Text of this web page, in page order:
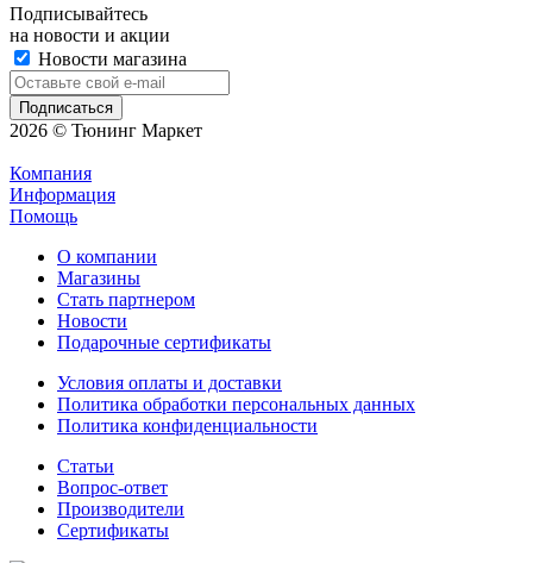
Подписывайтесь
на новости и акции
Новости магазина
2026 © Тюнинг Маркет
Компания
Информация
Помощь
О компании
Магазины
Стать партнером
Новости
Подарочные сертификаты
Условия оплаты и доставки
Политика обработки персональных данных
Политика конфиденциальности
Статьи
Вопрос-ответ
Производители
Сертификаты